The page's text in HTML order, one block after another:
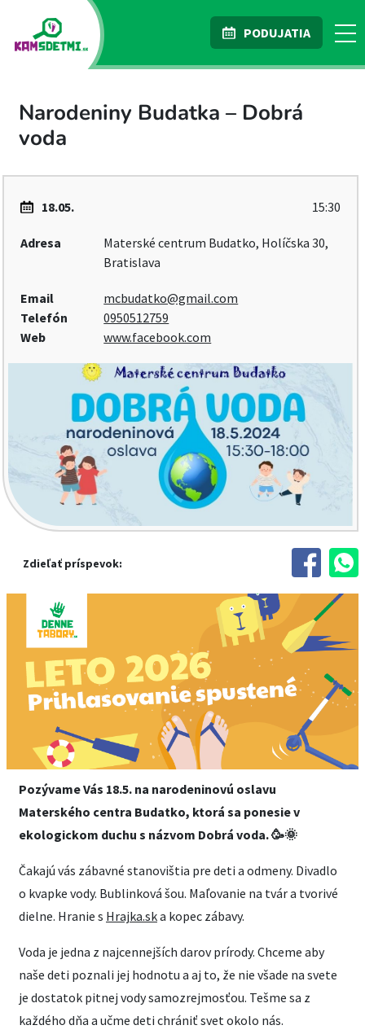
PODUJATIA
Narodeniny Budatka – Dobrá
voda
18.05. 15:30
Adresa
Materské centrum Budatko, Holíčska 30,
Bratislava
Email
mcbudatko@gmail.com
Telefón
0950512759
Web
www.facebook.com
Zdieľať príspevok:
Pozývame Vás 18.5. na narodeninovú oslavu
Materského centra Budatko, ktorá sa ponesie v
ekologickom duchu s názvom Dobrá voda. 🥳🌞
Čakajú vás zábavné stanovištia pre deti a odmeny. Divadlo
o kvapke vody. Bublinková šou. Maľovanie na tvár a tvorivé
dielne. Hranie s Hrajka.ska kopec zábavy.
Voda je jedna z najcennejších darov prírody. Chceme aby
naše deti poznali jej hodnotu a aj to, že nie všade na svete
je dostatok pitnej vody samozrejmosťou. Tešme sa z
každého dňa a učme deti chrániť svet okolo nás.